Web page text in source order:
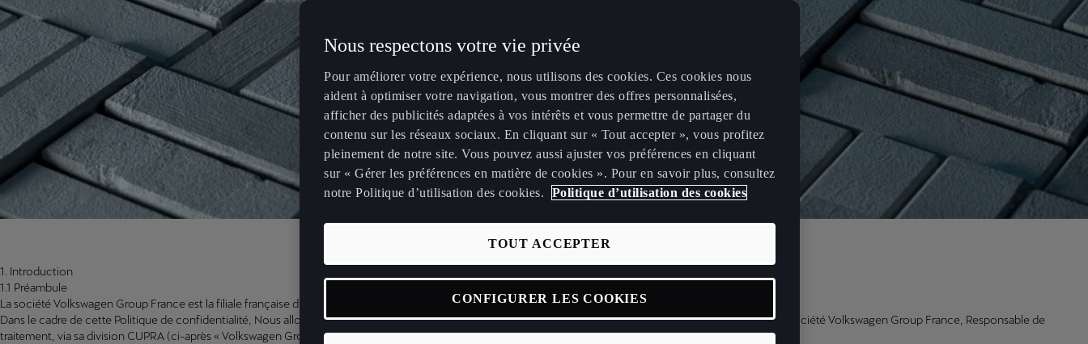
Politique de confidentialité
1. Introduction
1.1 Préambule
La société Volkswagen Group France est la filiale française du groupe Volkswagen AG. CUPRA est une division de la société Volkswagen Group France.
Dans le cadre de cette Politique de confidentialité, Nous allons vous présenter les éléments relatifs au Traitement de vos Données à caractère personnel par la société Volkswagen Group France, Responsable de
traitement, via sa division CUPRA (ci-après « Volkswagen Group France », « Nous », et ses dérivés « Notre » et « Nos »).
Nous respectons votre vie privée
Pour améliorer votre expérience, nous utilisons des cookies. Ces cookies nous
aident à optimiser votre navigation, vous montrer des offres personnalisées,
afficher des publicités adaptées à vos intérêts et vous permettre de partager du
contenu sur les réseaux sociaux. En cliquant sur « Tout accepter », vous profitez
pleinement de notre site. Vous pouvez aussi ajuster vos préférences en cliquant
sur « Gérer les préférences en matière de cookies ». Pour en savoir plus, consultez
notre Politique d’utilisation des cookies.
Politique d’utilisation des cookies
TOUT ACCEPTER
CONFIGURER LES COOKIES